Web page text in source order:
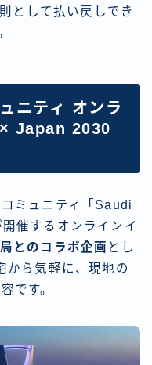
として払い戻しでき
ニティ オンラ
Japan 2030
ミュニティ「Saudi
催するオンラインイ
とのコラボ企画 とし
から気軽に、現地の
です。